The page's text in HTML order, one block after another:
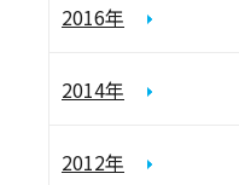
2016年
2014年
2012年